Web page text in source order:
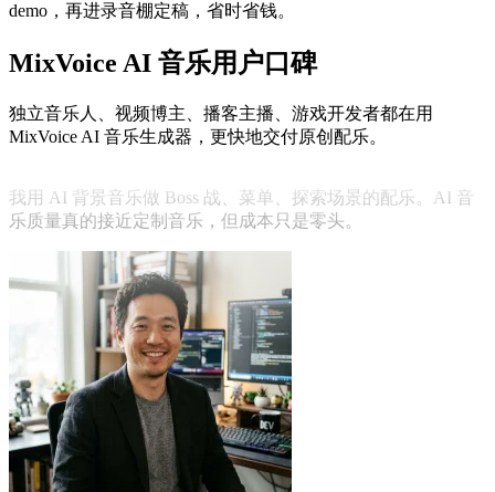
demo，再进录音棚定稿，省时省钱。
MixVoice AI 音乐用户口碑
独立音乐人、视频博主、播客主播、游戏开发者都在用
MixVoice AI 音乐生成器，更快地交付原创配乐。
小晨
独立音乐人
我用 AI 背景音乐做 Boss 战、菜单、探索场景的配乐。AI 音